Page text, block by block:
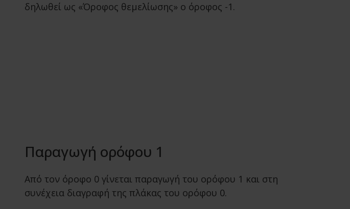
δηλωθεί ως «Όροφος θεμελίωσης» ο όροφος -1.
Παραγωγή ορόφου 1
Από τον όροφο 0 γίνεται παραγωγή του ορόφου 1 και στη
συνέχεια διαγραφή της πλάκας του ορόφου 0.